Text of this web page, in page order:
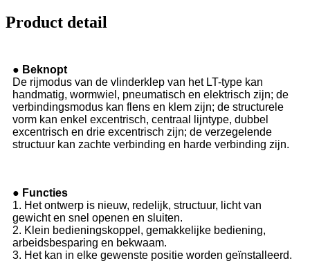
Product detail
● Beknopt
De rijmodus van de vlinderklep van het LT-type kan
handmatig, wormwiel, pneumatisch en elektrisch zijn; de
verbindingsmodus kan flens en klem zijn; de structurele
vorm kan enkel excentrisch, centraal lijntype, dubbel
excentrisch en drie excentrisch zijn; de verzegelende
structuur kan zachte verbinding en harde verbinding zijn.
● Functies
1. Het ontwerp is nieuw, redelijk, structuur, licht van
gewicht en snel openen en sluiten.
2. Klein bedieningskoppel, gemakkelijke bediening,
arbeidsbesparing en bekwaam.
3. Het kan in elke gewenste positie worden geïnstalleerd.